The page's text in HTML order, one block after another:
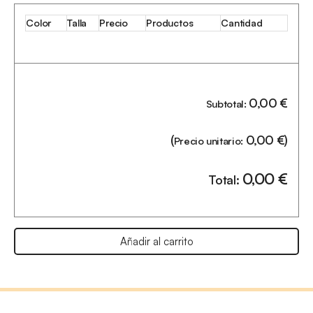
Color Talla Precio Productos Cantidad
Subtotal: 0,00€
(Precio unitario: 0,00 €)
Total: 0,00€
Añadir al carrito